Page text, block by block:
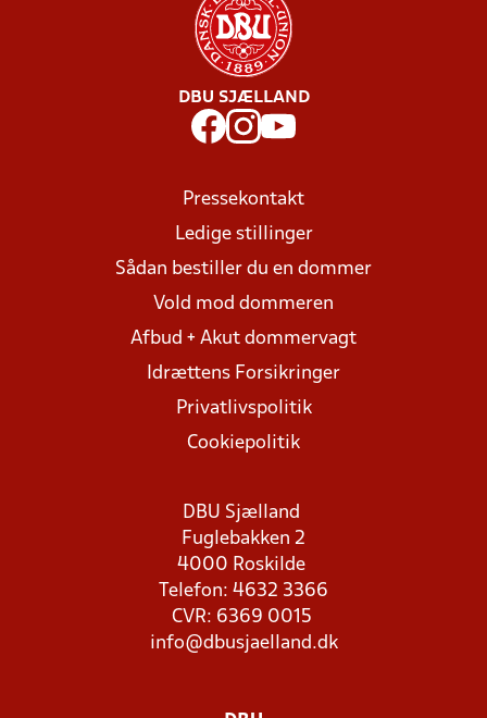
DBU SJÆLLAND
Pressekontakt
Ledige stillinger
Sådan bestiller du en dommer
Vold mod dommeren
Afbud + Akut dommervagt
Idrættens Forsikringer
Privatlivspolitik
Cookiepolitik
DBU Sjælland
Fuglebakken 2
4000 Roskilde
Telefon: 4632 3366
CVR: 6369 0015
info@dbusjaelland.dk